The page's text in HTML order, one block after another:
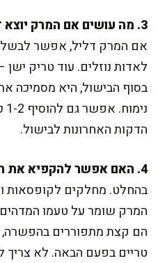
3. מה עושים אם המרק יוצא דליל מדי?
אם המרק דליל, אפשר לבשל
לאדות נוזלים. עוד טריק
בסוף הבישול, היא מסמיכה
הדקות האחרונות לבישול.
4. האם אפשר להקפיא את המרק?
בהחלט. מחלקים לקופסאות
המרק שומר על טעמו
הם קצת מתפוררים
טריים בפעם הבאה. לא צריך